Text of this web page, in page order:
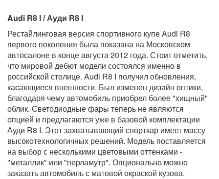
Audi R8 I / Ауди R8 I
Рестайлинговая версия спортивного купе Audi R8
первого поколения была показана на Московском
автосалоне в конце августа 2012 года. Стоит отметить,
что мировой дебют модели состоялся именно в
российской столице. Audi R8 I получил обновления,
касающиеся внешности. Был изменен дизайн оптики,
благодаря чему автомобиль приобрел более "хищный"
облик. Светодиодные фары теперь не являются
опцией и предлагаются уже в базовой комплектации
Ауди R8 I. Этот захватывающий спорткар имеет массу
высокотехнологичных решений. Модель поставляется
на выбор с несколькими цветовыми оттенками -
"металлик" или "перламутр". Опционально можно
заказать автомобиль с матовой окраской кузова.